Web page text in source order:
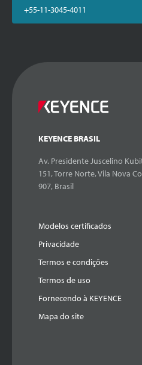
+55-11-3045-4011
KEYENCE BRASIL
Av. Presidente Juscelino
151, Torre Norte, Vila Nova
907, Brasil
Modelos certificados
Privacidade
Termos e condições
Termos de uso
Fornecendo à KEYENCE
Mapa do site